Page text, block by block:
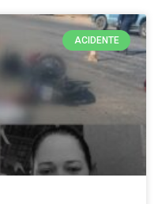
ACIDENTE